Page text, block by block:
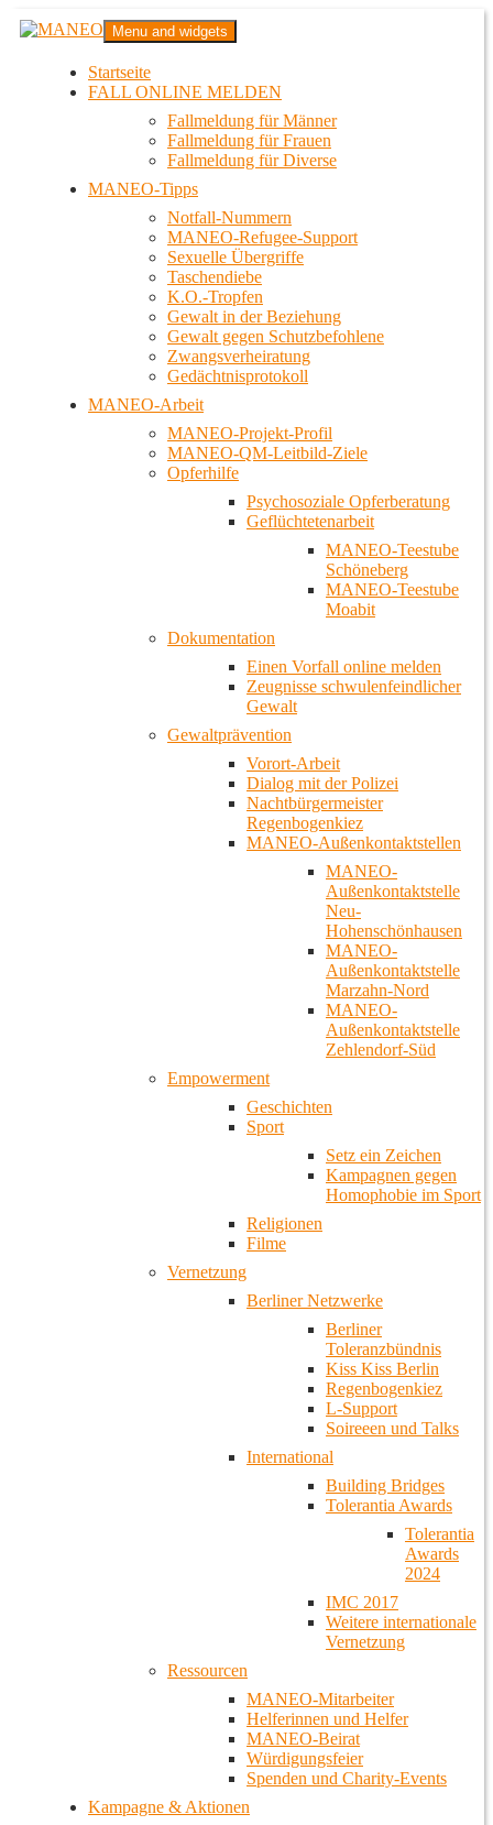
Zum
InhaltMANEO
Das schwule Anti-Gewalt-Projekt in Berlin
Menu and widgets
Startseite
FALL ONLINE MELDEN
Fallmeldung für Männer
Fallmeldung für Frauen
Fallmeldung für Diverse
MANEO-Tipps
Notfall-Nummern
MANEO-Refugee-Support
Sexuelle Übergriffe
Taschendiebe
K.O.-Tropfen
Gewalt in der Beziehung
Gewalt gegen Schutzbefohlene
Zwangsverheiratung
Gedächtnisprotokoll
MANEO-Arbeit
MANEO-Projekt-Profil
MANEO-QM-Leitbild-Ziele
Opferhilfe
Psychosoziale Opferberatung
Geflüchtetenarbeit
MANEO-Teestube
Schöneberg
MANEO-Teestube
Moabit
Dokumentation
Einen Vorfall online melden
Zeugnisse schwulenfeindlicher
Gewalt
Gewaltprävention
Vorort-Arbeit
Dialog mit der Polizei
Nachtbürgermeister
Regenbogenkiez
MANEO-Außenkontaktstellen
MANEO-
Außenkontaktstelle
Neu-
Hohenschönhausen
MANEO-
Außenkontaktstelle
Marzahn-Nord
MANEO-
Außenkontaktstelle
Zehlendorf-Süd
Empowerment
Geschichten
Sport
Setz ein Zeichen
Kampagnen gegen
Homophobie im Sport
Religionen
Filme
Vernetzung
Berliner Netzwerke
Berliner
Toleranzbündnis
Kiss Kiss Berlin
Regenbogenkiez
L-Support
Soireeen und Talks
International
Building Bridges
Tolerantia Awards
Tolerantia
Awards
2024
IMC 2017
Weitere internationale
Vernetzung
Ressourcen
MANEO-Mitarbeiter
Helferinnen und Helfer
MANEO-Beirat
Würdigungsfeier
Spenden und Charity-Events
Kampagne & Aktionen